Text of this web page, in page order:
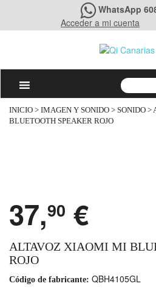
WhatsApp
Acceder a mi cuenta
INICIO > IMAGEN Y SONIDO > SONIDO >
BLUETOOTH SPEAKER ROJO
37,90 €
ALTAVOZ XIAOMI MI
ROJO
Código de fabricante: QBH4105GL